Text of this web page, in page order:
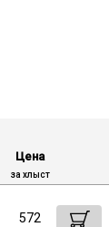
Цена
за хлыст
572